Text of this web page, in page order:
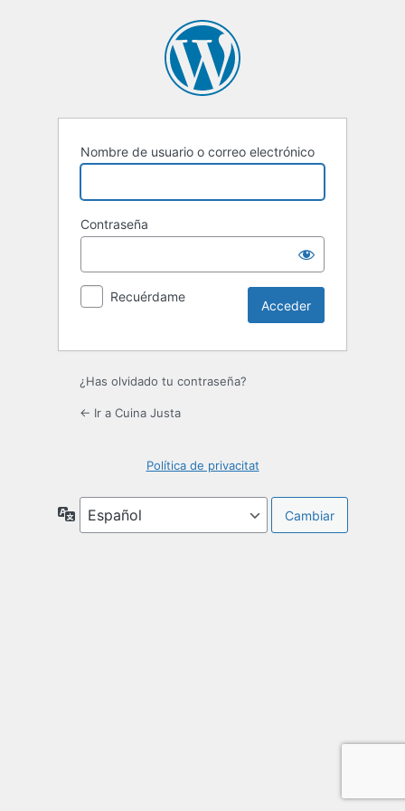
Nombre de usuario o correo electrónico
Contraseña
Recuérdame
¿Has olvidado tu contraseña?
← Ir a Cuina Justa
Política de privacitat
Idioma